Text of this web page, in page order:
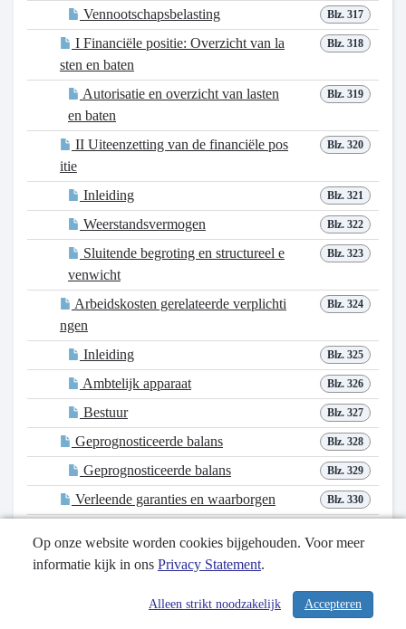
Blz. 317
Vennootschapsbelasting
Blz. 318
I Financiële positie: Overzicht van la
sten en baten
Blz. 319
Autorisatie en overzicht van lasten
en baten
Blz. 320
II Uiteenzetting van de financiële pos
itie
Blz. 321
Inleiding
Blz. 322
Weerstandsvermogen
Blz. 323
Sluitende begroting en structureel e
venwicht
Blz. 324
Arbeidskosten gerelateerde verplichti
ngen
Blz. 325
Inleiding
Blz. 326
Ambtelijk apparaat
Blz. 327
Bestuur
Blz. 328
Geprognosticeerde balans
Blz. 329
Geprognosticeerde balans
Blz. 330
Verleende garanties en waarborgen
II Kengetallen financiële positie
Blz. 334
Kengetallen financiële positie
Op onze website worden cookies bijgehouden. Voor meer
informatie kijk in ons Privacy Statement.
Accepteren
Alleen strikt noodzakelijk